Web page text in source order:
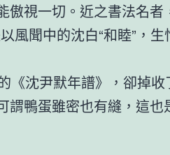
傲視一切。近之書法名者
風聞中的沈白“和睦”，
《沈尹默年譜》，卻掉收
謂鴨蛋雖密也有縫，這也